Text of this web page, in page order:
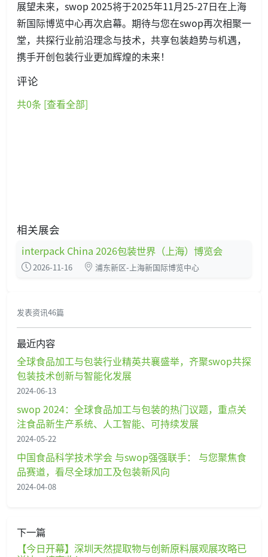
展望未来，swop 2025将于2025年11月25-27日在上海
新国际博览中心再次启幕。期待与您在swop再次相聚一
堂，共探行业前沿理念与技术，共享包装趋势与机遇，
携手开创包装行业更加辉煌的未来！
评论
共0条 [查看全部]
相关展会
interpack China 2026包装世界（上海）博览会
2026-11-16 浦东新区-上海新国际博览中心
发表资讯46篇
最近内容
全球食品加工与包装行业精英共襄盛举，齐聚swop共探
包装技术创新与智能化发展
2024-06-13
swop 2024：全球食品加工与包装的热门议题，重点关
注食品新生产系统、人工智能、可持续发展
2024-05-22
中国食品科学技术学会 与swop强强联手： 与您聚焦食
品赛道，看尽全球加工及包装新风向
2024-04-08
下一篇
【今日开幕】深圳天然提取物与创新原料展观展攻略已